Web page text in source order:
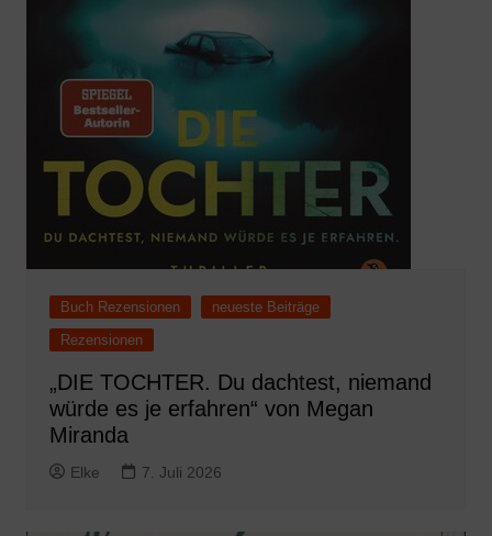
Buch Rezensionen
neueste Beiträge
Rezensionen
„DIE TOCHTER. Du dachtest, niemand
würde es je erfahren“ von Megan
Miranda
Elke 7. Juli 2026